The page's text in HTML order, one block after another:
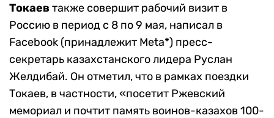
Токаев также совершит рабочий визит в
Россию в период с 8 по 9 мая, написал в
Facebook (принадлежит Meta*) пресс-
секретарь казахстанского лидера Руслан
Желдибай. Он отметил, что в рамках поездки
Токаев, в частности, «посетит Ржевский
мемориал и почтит память воинов-казахов 100-